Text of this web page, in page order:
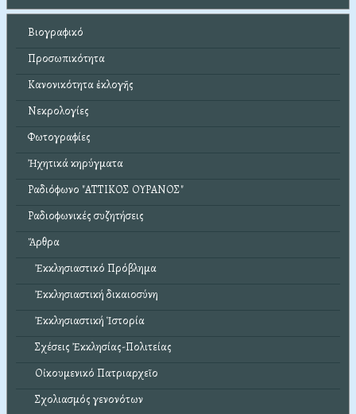
Βιογραφικό
Προσωπικότητα
Κανονικότητα ἐκλογῆς
Νεκρολογίες
Φωτογραφίες
Ἠχητικά κηρύγματα
Ραδιόφωνο "ΑΤΤΙΚΟΣ ΟΥΡΑΝΟΣ"
Ραδιοφωνικές συζητήσεις
Ἄρθρα
Ἐκκλησιαστικό Πρόβλημα
Ἐκκλησιαστική δικαιοσύνη
Ἐκκλησιαστική Ἱστορία
Σχέσεις Ἐκκλησίας-Πολιτείας
Οἰκουμενικό Πατριαρχεῖο
Σχολιασμός γενονότων